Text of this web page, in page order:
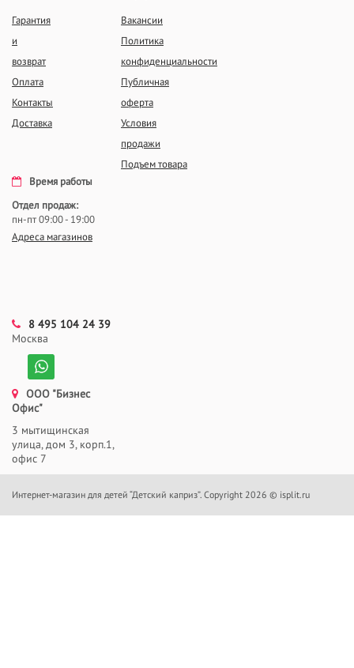
Гарантия
и
возврат
Оплата
Контакты
Доставка
Вакансии
Политика
конфиденциальности
Публичная
оферта
Условия
продажи
Подъем товара
Время работы
Отдел продаж:
пн-пт 09:00 - 19:00
Адреса магазинов
8 495 104 24 39
Москва
ООО "Бизнес
Офис"
3 мытищинская
улица, дом 3, корп.1,
офис 7
Интернет-магазин для детей “Детский каприз”. Copyright 2026 © isplit.ru